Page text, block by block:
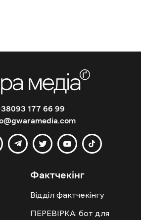
177 66 99
Фактчекінг
Відділ фактчекінгу
ПЕРЕВІРКА: бот для